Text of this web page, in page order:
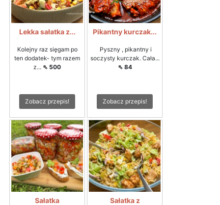
Lekka sałatka z...
Kolejny raz sięgam po
ten dodatek- tym razem
z... ⇖ 500
Zobacz przepis!
Pikantny kurczak...
Pyszny , pikantny i
soczysty kurczak. Cała...
⇖ 84
Zobacz przepis!
Sałatka
Sałatka z